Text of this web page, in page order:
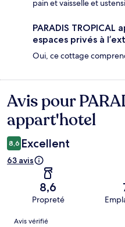
pain et vaisselle et
PARADIS
espaces privés à
Oui, ce cottage
Avis
Avis pour
appart'hotel
8,6 Excellent
63 avis
8,6
Propreté
Avis
Avis vérifié